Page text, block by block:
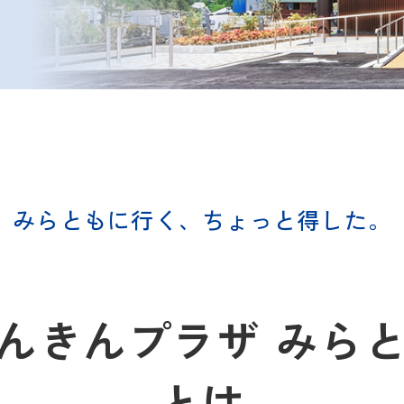
みらともに行く、ちょっと得した。
きんプラザ みら